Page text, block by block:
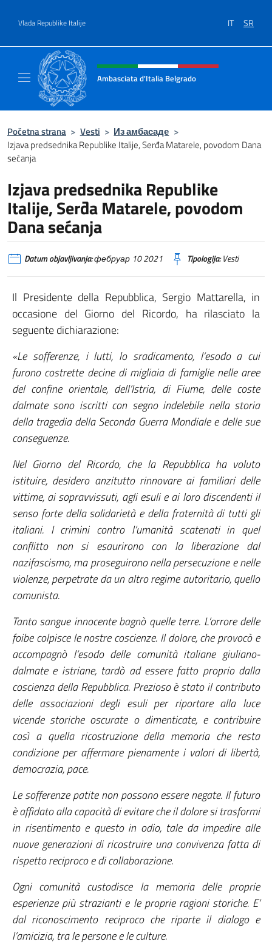
Vlada Republike Italije IT SR
Header, social and menu of site
Ambasciata d'Italia Belgrado
Početna strana > Vesti > Из амбасаде >
Izjava predsednika Republike Italije, Serđa Matarele, povodom Dana
sećanja
Izjava predsednika Republike
Italije, Serđa Matarele, povodom
Dana sećanja
Datum objavljivanja:фебруар 10 2021 Tipologija:Vesti
Il Presidente della Repubblica, Sergio Mattarella, in
occasione del Giorno del Ricordo, ha rilasciato la
seguente dichiarazione:
«Le sofferenze, i lutti, lo sradicamento, l’esodo a cui
furono costrette decine di migliaia di famiglie nelle aree
del confine orientale, dell’Istria, di Fiume, delle coste
dalmate sono iscritti con segno indelebile nella storia
della tragedia della Seconda Guerra Mondiale e delle sue
conseguenze.
Nel Giorno del Ricordo, che la Repubblica ha voluto
istituire, desidero anzitutto rinnovare ai familiari delle
vittime, ai sopravvissuti, agli esuli e ai loro discendenti il
senso forte della solidarietà e della fraternità di tutti gli
italiani. I crimini contro l’umanità scatenati in quel
conflitto non si esaurirono con la liberazione dal
nazifascismo, ma proseguirono nella persecuzione e nelle
violenze, perpetrate da un altro regime autoritario, quello
comunista.
Tanto sangue innocente bagnò quelle terre. L’orrore delle
foibe colpisce le nostre coscienze. Il dolore, che provocò e
accompagnò l’esodo delle comunità italiane giuliano-
dalmate e istriane, tardò ad essere fatto proprio dalla
coscienza della Repubblica. Prezioso è stato il contributo
delle associazioni degli esuli per riportare alla luce
vicende storiche oscurate o dimenticate, e contribuire
così a quella ricostruzione della memoria che resta
condizione per affermare pienamente i valori di libertà,
democrazia, pace.
Le sofferenze patite non possono essere negate. Il futuro
è affidato alla capacità di evitare che il dolore si trasformi
in risentimento e questo in odio, tale da impedire alle
nuove generazioni di ricostruire una convivenza fatta di
rispetto reciproco e di collaborazione.
Ogni comunità custodisce la memoria delle proprie
esperienze più strazianti e le proprie ragioni storiche. E’
dal riconoscimento reciproco che riparte il dialogo e
l’amicizia, tra le persone e le culture.